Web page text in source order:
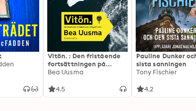
Vitön. : Den fristående
fortsättningen på
Expeditionen
Bea Uusma
4.5
Pauline Dunker
sista sanningen
Tony Fischier
4.2